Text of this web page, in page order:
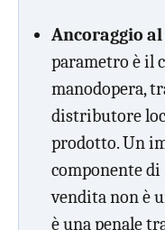
Ancoraggio
parametro è il
manodopera,
distributore
prodotto. Un
componente di
vendita non è
è una penale